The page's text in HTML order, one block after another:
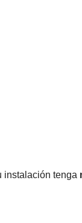
instalación tenga